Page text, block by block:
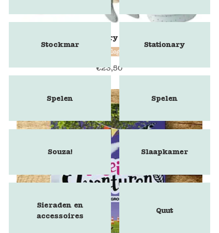
Tooth fairy mouse
maileg
€23,50
Stockmar Stationary
Spelen Spelen
Souza! Slaapkamer
Sieraden en
accessoires
Quut